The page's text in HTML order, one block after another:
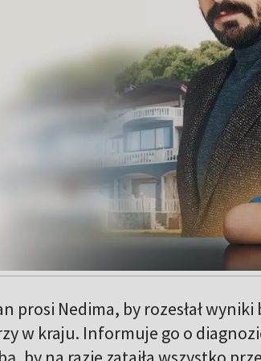
prosi Nedima, by rozesłał
w kraju. Informuje go o